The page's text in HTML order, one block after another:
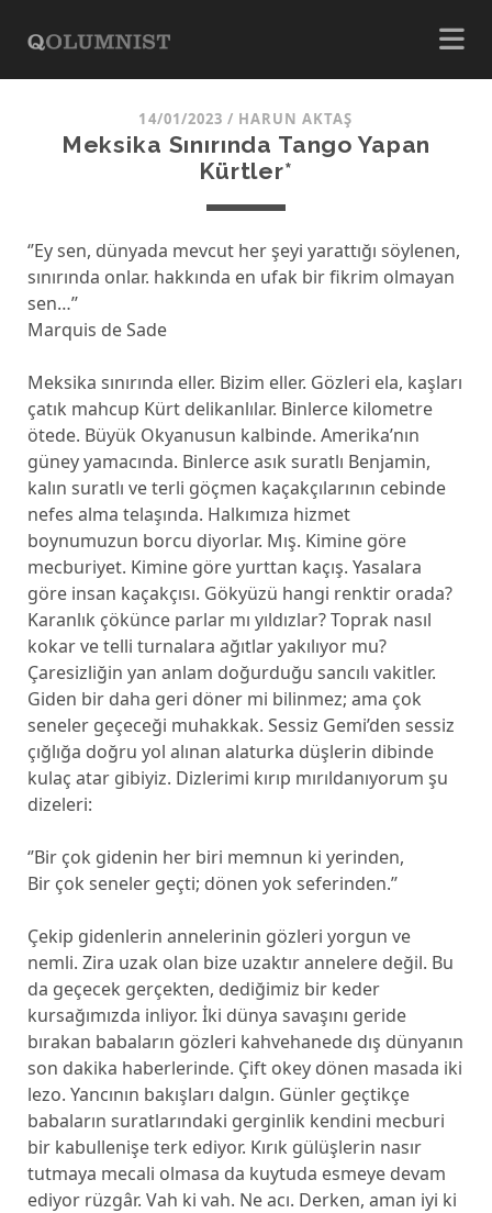
14/01/2023 / HARUN AKTAŞ
Meksika Sınırında Tango Yapan
Kürtler*
‘’Ey sen, dünyada mevcut her şeyi yarattığı söylenen,
sınırında onlar. hakkında en ufak bir fikrim olmayan
sen…’’
Marquis de Sade
Meksika sınırında eller. Bizim eller. Gözleri ela, kaşları
çatık mahcup Kürt delikanlılar. Binlerce kilometre
ötede. Büyük Okyanusun kalbinde. Amerika’nın
güney yamacında. Binlerce asık suratlı Benjamin,
kalın suratlı ve terli göçmen kaçakçılarının cebinde
nefes alma telaşında. Halkımıza hizmet
boynumuzun borcu diyorlar. Mış. Kimine göre
mecburiyet. Kimine göre yurttan kaçış. Yasalara
göre insan kaçakçısı. Gökyüzü hangi renktir orada?
Karanlık çökünce parlar mı yıldızlar? Toprak nasıl
kokar ve telli turnalara ağıtlar yakılıyor mu?
Çaresizliğin yan anlam doğurduğu sancılı vakitler.
Giden bir daha geri döner mi bilinmez; ama çok
seneler geçeceği muhakkak. Sessiz Gemi’den sessiz
çığlığa doğru yol alınan alaturka düşlerin dibinde
kulaç atar gibiyiz. Dizlerimi kırıp mırıldanıyorum şu
dizeleri:
‘’Bir çok gidenin her biri memnun ki yerinden,
Bir çok seneler geçti; dönen yok seferinden.’’
Çekip gidenlerin annelerinin gözleri yorgun ve
nemli. Zira uzak olan bize uzaktır annelere değil. Bu
da geçecek gerçekten, dediğimiz bir keder
kursağımızda inliyor. İki dünya savaşını geride
bırakan babaların gözleri kahvehanede dış dünyanın
son dakika haberlerinde. Çift okey dönen masada iki
lezo. Yancının bakışları dalgın. Günler geçtikçe
babaların suratlarındaki gerginlik kendini mecburi
bir kabullenişe terk ediyor. Kırık gülüşlerin nasır
tutmaya mecali olmasa da kuytuda esmeye devam
ediyor rüzgâr. Vah ki vah. Ne acı. Derken, aman iyi ki